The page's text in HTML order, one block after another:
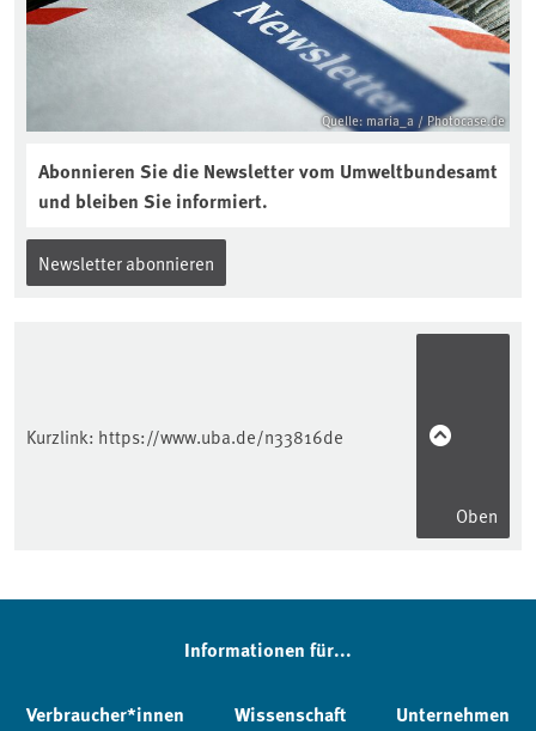
interview-die-kuer-der-krume/
Quelle: maria_a / Photocase.de
Abonnieren Sie die Newsletter vom Umweltbundesamt
und bleiben Sie informiert.
Newsletter abonnieren
Kurzlink: https://www.uba.de/n33816de
Oben
Informationen für...
Verbraucher*innen Wissenschaft Unternehmen